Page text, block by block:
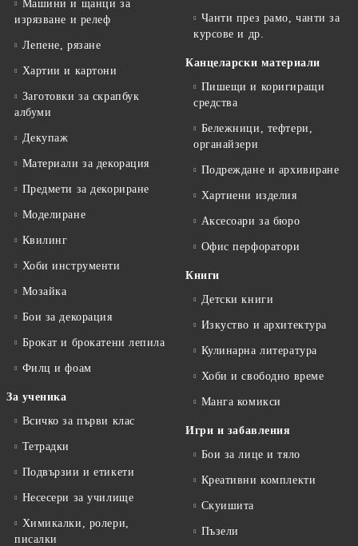
Машини и щанци за
изрязване и релеф
Лепене, рязане
Хартии и картони
Заготовки за скрапбук
албуми
Декупаж
Материали за декорация
Предмети за декориране
Моделиране
Квилинг
Хоби инструменти
Мозайка
Бои за декорация
Брокат и брокатени лепила
Филц и фоам
За ученика
Всичко за първи клас
Тетрадки
Подвързии и етикети
Несесери за училище
Химикалки, ролери,
писалки
Чанти през рамо, чанти за
курсове и др.
Канцеларски материали
Пишещи и коригиращи
средства
Бележници, тефтери,
органайзери
Подреждане и архивиране
Хартиени изделия
Аксесоари за бюро
Офис перфоратори
Книги
Детски книги
Изкуство и архитектура
Кулинарна литература
Хоби и свободно време
Манга комикси
Игри и забавления
Бои за лице и тяло
Креативни комплекти
Скуишита
Пъзели